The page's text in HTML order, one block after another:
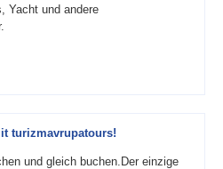
Yacht und andere
turizmavrupatours!
und gleich buchen.Der einzige